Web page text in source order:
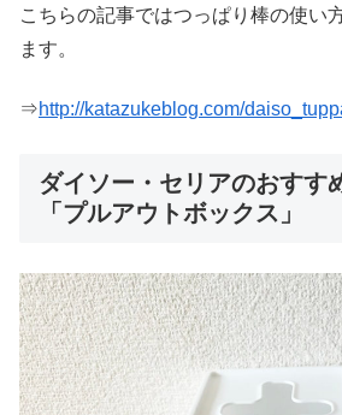
こちらの記事ではつっぱり棒の使い
ます。
⇒http://katazukeblog.com/
ダイソー・セリアのおすす
「プルアウトボックス」